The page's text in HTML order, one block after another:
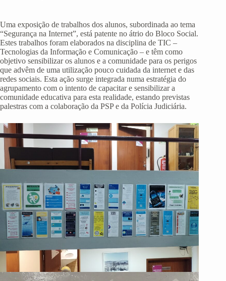
Uma exposição de trabalhos dos alunos, subordinada ao tema
“Segurança na Internet”, está patente no átrio do Bloco Social.
Estes trabalhos foram elaborados na disciplina de TIC –
Tecnologias da Informação e Comunicação – e têm como
objetivo sensibilizar os alunos e a comunidade para os perigos
que advêm de uma utilização pouco cuidada da internet e das
redes sociais. Esta ação surge integrada numa estratégia do
agrupamento com o intento de capacitar e sensibilizar a
comunidade educativa para esta realidade, estando previstas
palestras com a colaboração da PSP e da Polícia Judiciária.